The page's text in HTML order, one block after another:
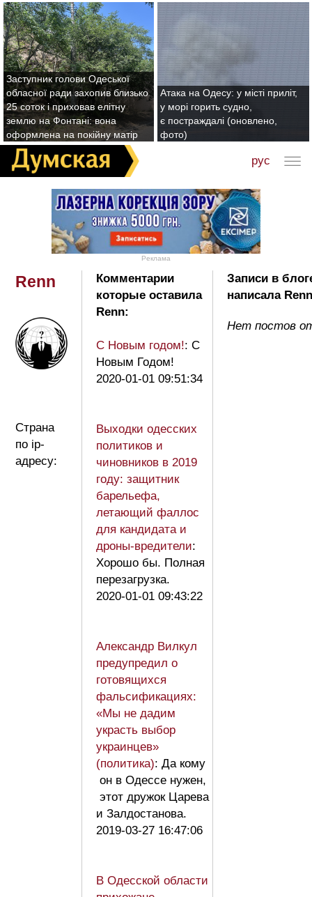
Заступник голови Одеської
обласної ради захопив близько
25 соток і приховав елітну
землю на Фонтані: вона
оформлена на покійну матір
Атака на Одесу: у місті приліт,
у морі горить судно,
є постраждалі (оновлено,
фото)
рус
Реклама
Renn
Страна
по ip-
адресу:
Комментарии
которые оставила
Renn:
С Новым годом!: С
Новым Годом!
2020-01-01 09:51:34
Выходки одесских
политиков и
чиновников в 2019
году: защитник
барельефа,
летающий фаллос
для кандидата и
дроны-вредители:
Хорошо бы. Полная
перезагрузка.
2020-01-01 09:43:22
Александр Вилкул
предупредил о
готовящихся
фальсификациях:
«Мы не дадим
украсть выбор
украинцев»
(политика): Да кому
он в Одессе нужен,
этот дружок Царева
и Залдостанова.
2019-03-27 16:47:06
В Одесской области
Записи в
написала
Нет постов